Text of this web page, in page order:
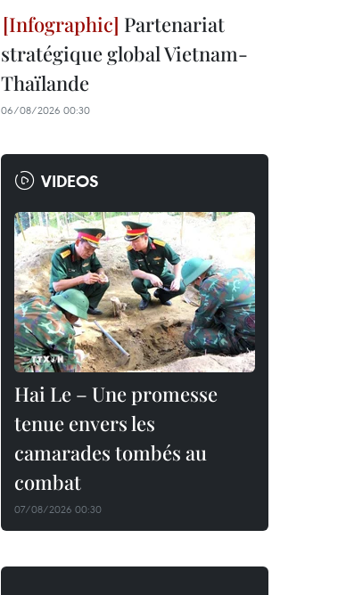
Partenariat
stratégique global Vietnam-
Thaïlande
06/08/2026 00:30
VIDEOS
Hai Le – Une promesse
tenue envers les
camarades tombés au
combat
07/08/2026 00:30